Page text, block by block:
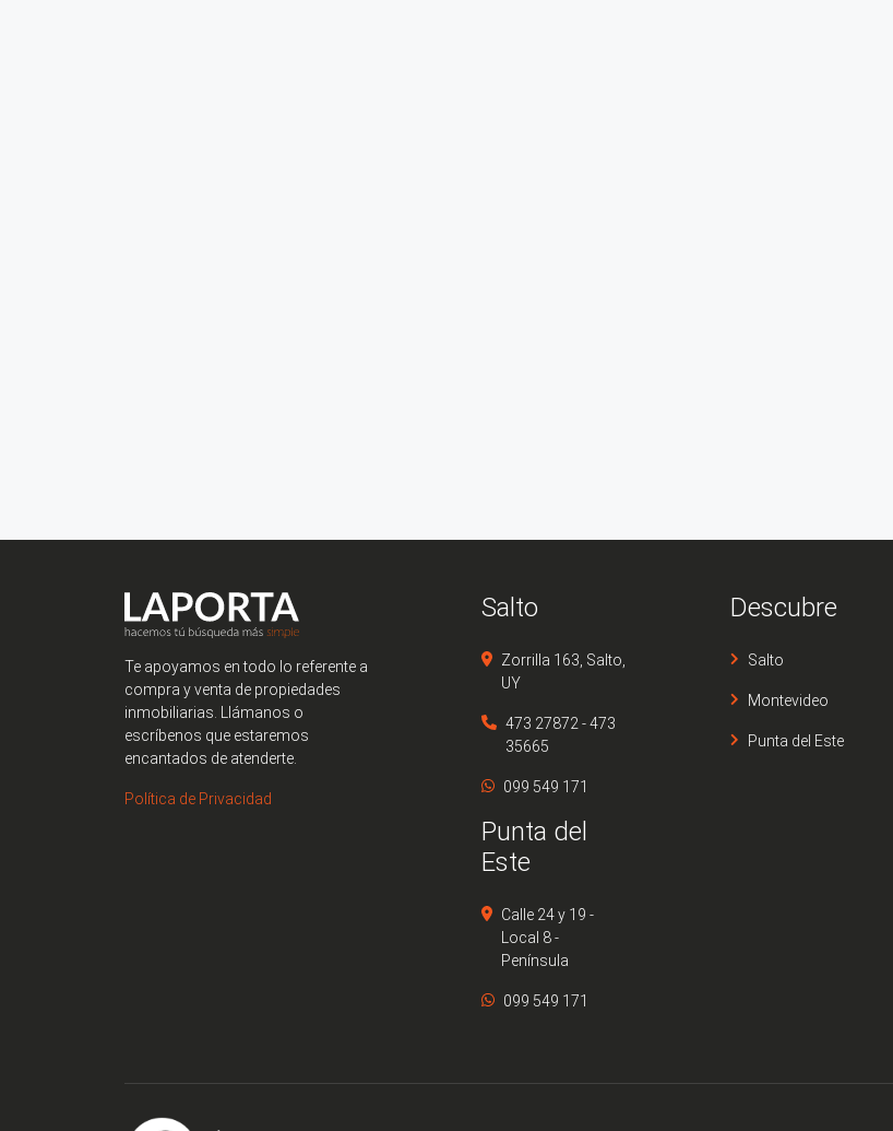
Te apoyamos en todo lo referente a
compra y venta de propiedades
inmobiliarias. Llámanos o
escríbenos que estaremos
encantados de atenderte.
Política de Privacidad
Salto
Zorrilla 163, Salto,
UY
473 27872 - 473
35665
099 549 171
Punta del
Este
Calle 24 y 19 -
Local 8 -
Península
099 549 171
Descubre
Salto
Montevideo
Punta del Este